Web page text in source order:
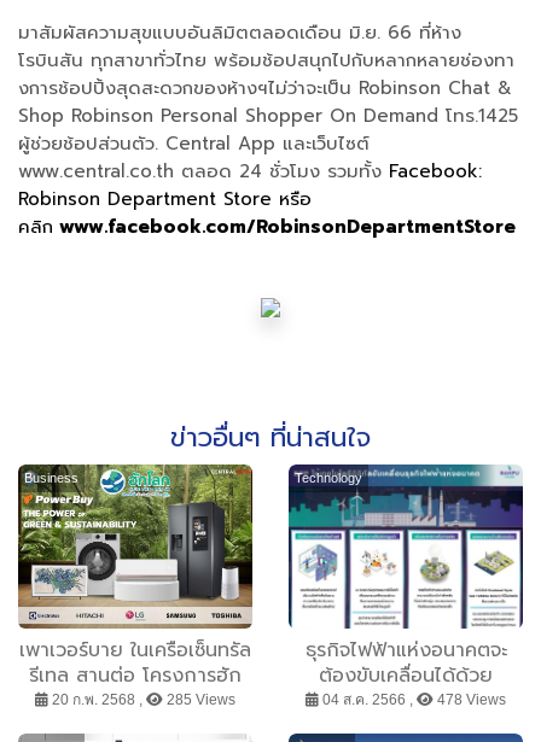
มาสัมผัสความสุขแบบอันลิมิตตลอดเดือน มิ.ย. 66 ที่ห้าง
โรบินสัน ทุกสาขาทั่วไทย พร้อมช้อปสนุกไปกับหลากหลายช่องทา
งการช้อปปิ้งสุดสะดวกของห้างฯไม่ว่าจะเป็น Robinson Chat &
Shop Robinson Personal Shopper On Demand โทร.1425
ผู้ช่วยช้อปส่วนตัว. Central App และเว็บไซต์
www.central.co.th ตลอด 24 ชั่วโมง รวมทั้ง Facebook:
Robinson Department Store หรือ
คลิก www.facebook.com/RobinsonDepartmentStore
ข่าวอื่นๆ ที่น่าสนใจ
Business
เพาเวอร์บาย ในเครือเซ็นทรัล
รีเทล สานต่อ โครงการฮัก
โลก เดินหน้าสู่ความยั่งยืน
20 ก.พ. 2568 , 285 Views
Technology
ธุรกิจไฟฟ้าแห่งอนาคตจะ
ต้องขับเคลื่อนได้ด้วย
เทคโนโลยีดิจิทัล BPP พร้อม
04 ส.ค. 2566 , 478 Views